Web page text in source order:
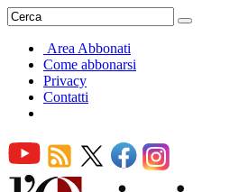
Area Abbonati
Come abbonarsi
Privacy
Contatti